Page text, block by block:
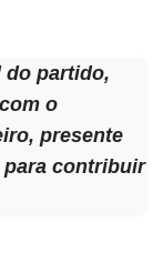
do partido,
o
presente
contribuir